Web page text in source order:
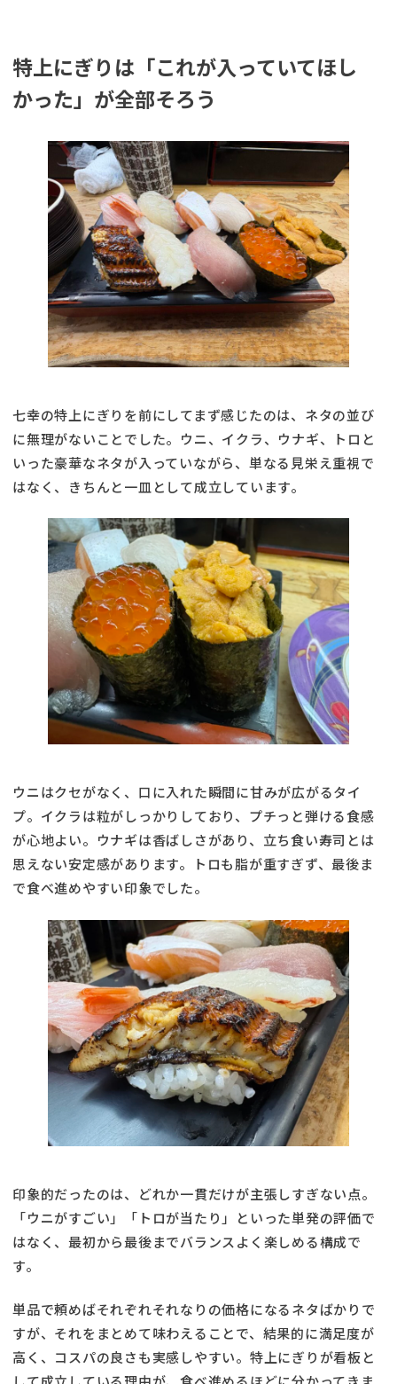
特上にぎりは「これが入っていてほし
かった」が全部そろう
七幸の特上にぎりを前にしてまず感じたのは、ネタの並び
に無理がないことでした。ウニ、イクラ、ウナギ、トロと
いった豪華なネタが入っていながら、単なる見栄え重視で
はなく、きちんと一皿として成立しています。
ウニはクセがなく、口に入れた瞬間に甘みが広がるタイ
プ。イクラは粒がしっかりしており、プチっと弾ける食感
が心地よい。ウナギは香ばしさがあり、立ち食い寿司とは
思えない安定感があります。トロも脂が重すぎず、最後ま
で食べ進めやすい印象でした。
印象的だったのは、どれか一貫だけが主張しすぎない点。
「ウニがすごい」「トロが当たり」といった単発の評価で
はなく、最初から最後までバランスよく楽しめる構成で
す。
単品で頼めばそれぞれそれなりの価格になるネタばかりで
すが、それをまとめて味わえることで、結果的に満足度が
高く、コスパの良さも実感しやすい。特上にぎりが看板と